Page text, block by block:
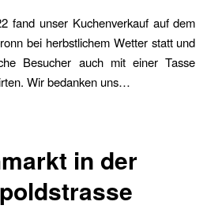
fand unser Kuchenverkauf auf dem
bei herbstlichem Wetter statt und
Besucher auch mit einer Tasse
Wir bedanken uns…
in der